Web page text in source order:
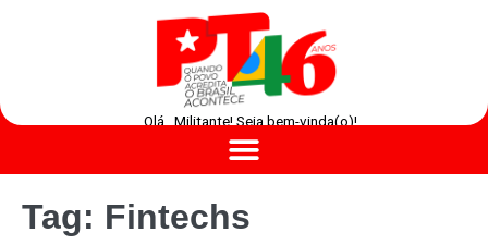
Olá , Militante! Seja bem-vinda(o)!
Tag: Fintechs